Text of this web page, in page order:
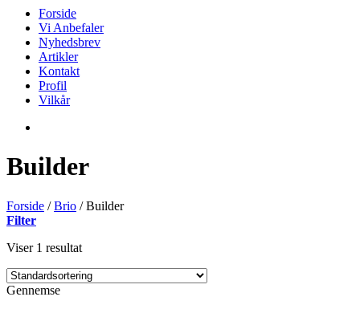
Forside
Vi Anbefaler
Nyhedsbrev
Artikler
Kontakt
Profil
Vilkår
Builder
Forside / Brio /Builder
Filter
Viser 1 resultat
Gennemse